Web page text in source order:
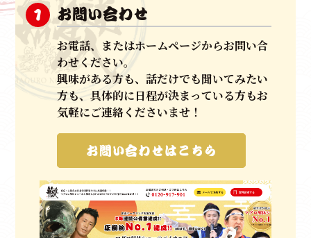
ーは、
きめ細やかで丁寧な応対、スムーズな現場はお客様の
手間を
すべて無くし、ＭＣを同行させ、マグロ入刀式やマグ
クイズ（競りのイメージ）などゲストの皆さまにもご
だける他にはない唯一無二のマグロ解体ショーです。
いわばエンターテイメントに進化させた
パイオニアだと自負しております。
お祝い、集客イベントやパーティーなど、御目出度い
1 お問い合わせ
お電話、またはホームページからお問い合
わせください。
興味がある方も、話だけでも聞いてみたい
方も、具体的に日程が決まっている方もお
気軽にご連絡くださいませ！
お問い合わせはこちら